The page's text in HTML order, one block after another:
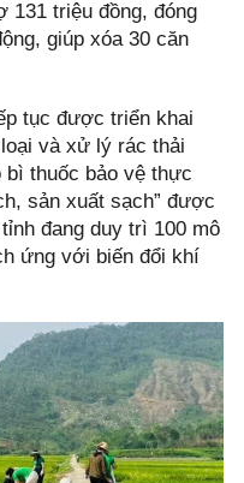
131 triệu đồng, đóng
giúp xóa 30 căn
tục được triển khai
và xử lý rác thải
bì thuốc bảo vệ thực
sản xuất sạch” được
đang duy trì 100 mô
ứng với biến đổi khí